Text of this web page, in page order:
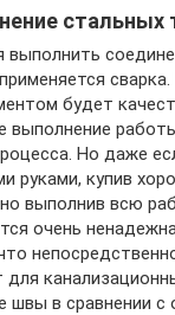
стальных
выполнить
будет
выполнение
Но даже
руками, купив
выполнив всю
очень
швы в сравнении с